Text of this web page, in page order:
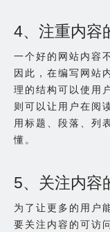
4、注重内容
一个好的网站内容
因此，在编写网站
理的结构可以使用
则可以让用户在阅
用标题、段落、列
懂。
5、关注内容
为了让更多的用户
要关注内容的可访